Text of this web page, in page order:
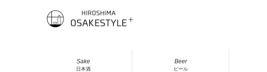
Sake
日本酒
Beer
ビール